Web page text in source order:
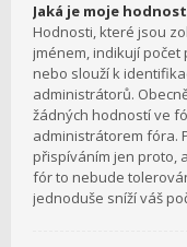
Jaká je moje
Hodnosti, které jsou
jménem, indikují
nebo slouží k
administrátorů.
žádných hodností ve
administrátorem fóra.
přispíváním jen proto,
fór to nebude
jednoduše sníží váš